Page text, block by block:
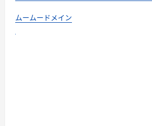
ムームードメイン